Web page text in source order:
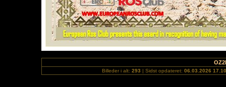
Billeder i alt: 293 | Sidst opdateret: 06.03.2026 17.10